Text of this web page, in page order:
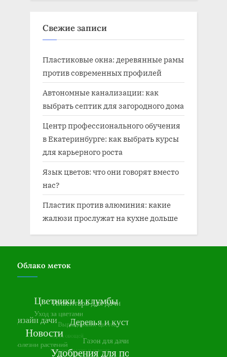
Свежие записи
Пластиковые окна: деревянные рамы
против современных профилей
Автономные канализации: как
выбрать септик для загородного дома
Центр профессионального обучения
в Екатеринбурге: как выбрать курсы
для карьерного роста
Язык цветов: что они говорят вместо
нас?
Пластик против алюминия: какие
жалюзи прослужат на кухне дольше
Облако меток